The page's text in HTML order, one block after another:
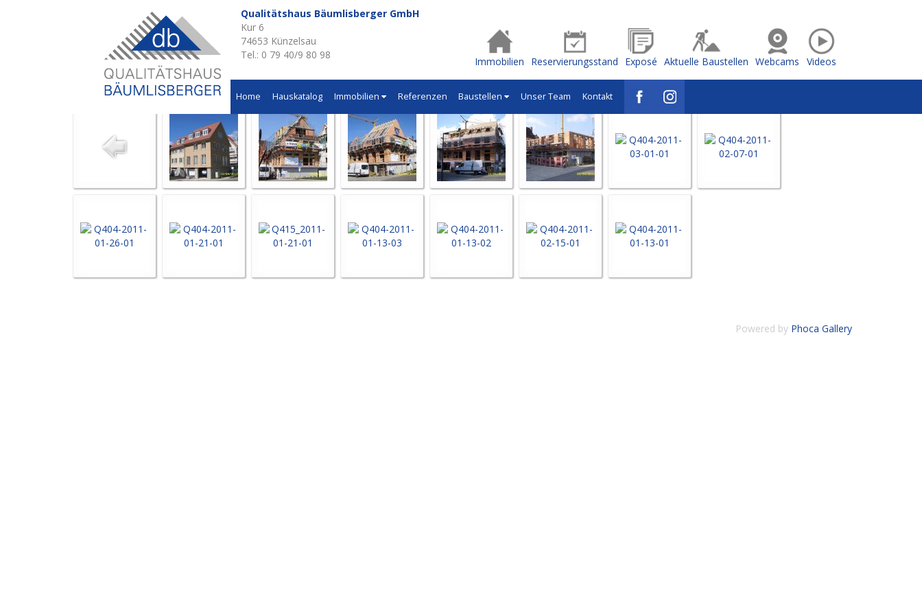
Qualitätshaus Bäumlisberger GmbH
Kur 6
74653 Künzelsau
Tel.: 0 79 40/9 80 98
Immobilien Reservierungsstand Exposé Aktuelle Baustellen Webcams Videos
Home Hauskatalog Immobilien Referenzen Baustellen Unser Team Kontakt
Aktuelle Baustellen - Q415
Neubau eines Wohn und Bürogebäudes in Künzelsau
Powered by Phoca Gallery